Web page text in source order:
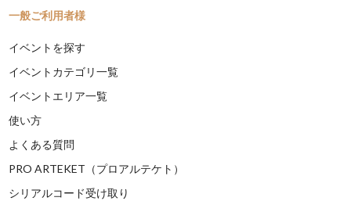
一般ご利用者様
イベントを探す
イベントカテゴリ一覧
イベントエリア一覧
使い方
よくある質問
PRO ARTEKET（プロアルテケト）
シリアルコード受け取り